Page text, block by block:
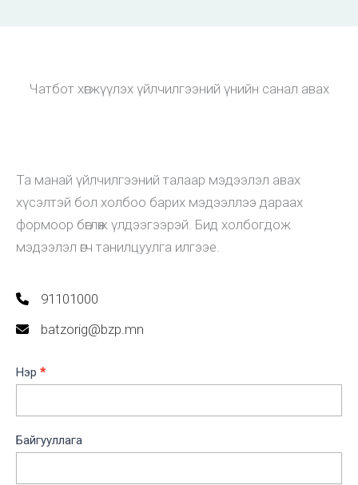
Чатбот хөгжүүлэх үйлчилгээний үнийн санал авах
Та манай үйлчилгээний талаар мэдээлэл авах
хүсэлтэй бол холбоо барих мэдээллээ дараах
формоор бөглөж үлдээгээрэй. Бид холбогдож
мэдээлэл өгч танилцуулга илгээе.
91101000
batzorig@bzp.mn
Chatbot
Quote
Нэр *
Байгууллага